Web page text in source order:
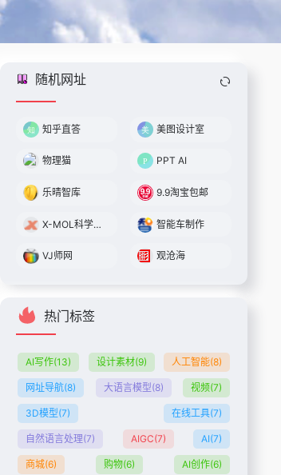
随机网址
知乎直答 美图设计室
物理猫 PPT AI
乐晴智库 9.9淘宝包邮
X-MOL科学知识平台 智能车制作
VJ师网 观沧海
热门标签
AI写作(13) 设计素材(9) 人工智能(8)
网址导航(8) 大语言模型(8) 视频(7)
3D模型(7) 在线工具(7)
自然语言处理(7) AIGC(7) AI(7)
商城(6) 购物(6) AI创作(6)